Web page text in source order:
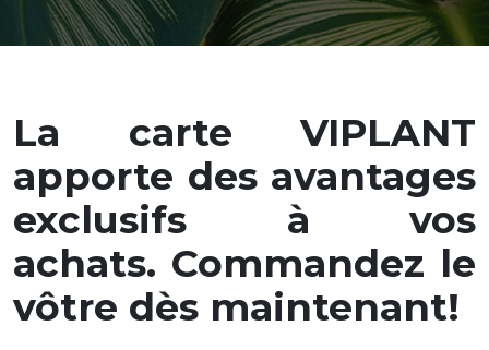
La carte VIPLANT
apporte des avantages
exclusifs à vos
achats. Commandez le
vôtre dès maintenant!